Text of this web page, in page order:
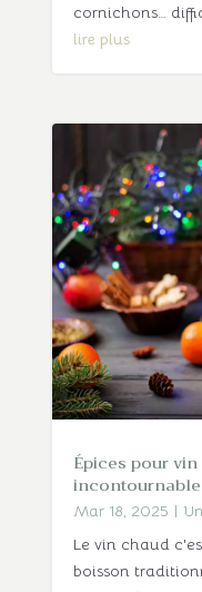
cornichons…
lire plus
Épices pour
Mar 18, 2025 |
Le vin chaud
boisson